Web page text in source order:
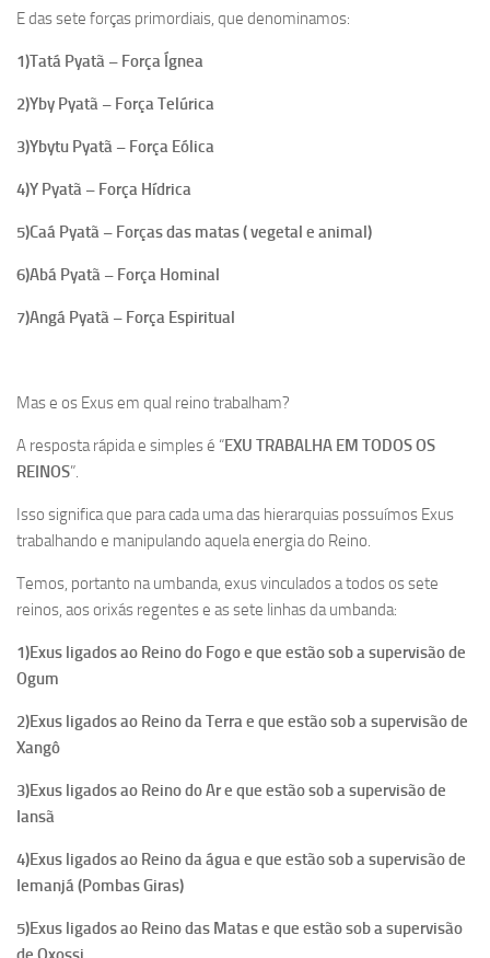
E das sete forças primordiais, que denominamos:
1)Tatá Pyatã – Força Ígnea
2)Yby Pyatã – Força Telúrica
3)Ybytu Pyatã – Força Eólica
4)Y Pyatã – Força Hídrica
5)Caá Pyatã – Forças das matas ( vegetal e animal)
6)Abá Pyatã – Força Hominal
7)Angá Pyatã – Força Espiritual
Mas e os Exus em qual reino trabalham?
A resposta rápida e simples é “EXU TRABALHA EM TODOS OS
REINOS”.
Isso significa que para cada uma das hierarquias possuímos Exus
trabalhando e manipulando aquela energia do Reino.
Temos, portanto na umbanda, exus vinculados a todos os sete
reinos, aos orixás regentes e as sete linhas da umbanda:
1)Exus ligados ao Reino do Fogo e que estão sob a supervisão de
Ogum
2)Exus ligados ao Reino da Terra e que estão sob a supervisão de
Xangô
3)Exus ligados ao Reino do Ar e que estão sob a supervisão de
Iansã
4)Exus ligados ao Reino da água e que estão sob a supervisão de
Iemanjá (Pombas Giras)
5)Exus ligados ao Reino das Matas e que estão sob a supervisão